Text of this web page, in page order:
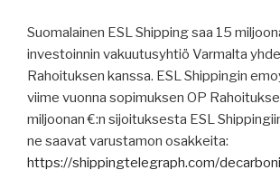
Suomalainen ESL Shipping saa 15
investoinnin vakuutusyhtiö Varmalta
Rahoituksen kanssa. ESL Shippingin
viime vuonna sopimuksen OP
miljoonan €:n sijoituksesta ESL
ne saavat varustamon osakkeita:
https://shippingtelegraph.com/